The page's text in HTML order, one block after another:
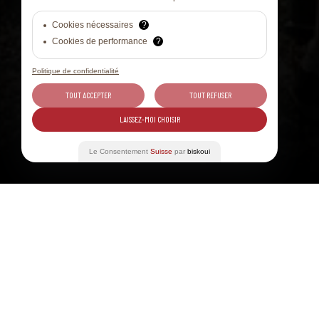
Cookies nécessaires
?
Cookies de performance
?
Politique de confidentialité
TOUT ACCEPTER TOUT REFUSER
LAISSEZ-MOI CHOISIR
Le Consentement Suisse par biskoui